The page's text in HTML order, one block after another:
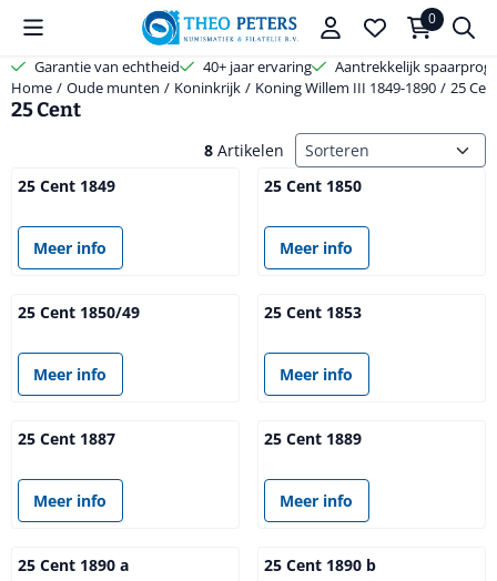
Cookievoorkeuren zijn beschikbaar. Kies instellingen of sta alle
0
Garantie van echtheid 40+ jaar ervaring
Aantrekkelijk
Home / Oude munten / Koninkrijk / Koning Willem III 1849-1890 / 25
25 Cent
8 Artikelen Sorteermethode
25 Cent 1849
Prijs niet zichtbaar
Meer info
25 Cent 1850
Prijs niet zichtbaar
Meer info
25 Cent 1850/49
Prijs niet zichtbaar
Meer info
25 Cent 1853
Prijs niet zichtbaar
Meer info
25 Cent 1887
Prijs niet zichtbaar
Meer info
25 Cent 1889
Prijs niet zichtbaar
Meer info
25 Cent 1890 a 25 Cent 1890 b